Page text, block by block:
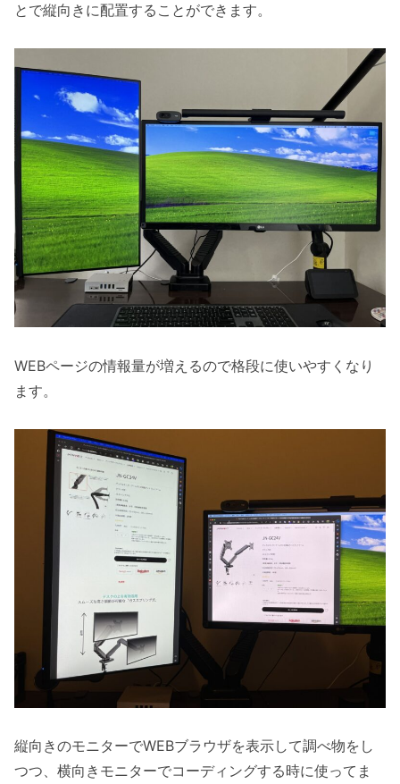
とで縦向きに配置することができます。
WEBページの情報量が増えるので格段に使いやすくなり
ます。
縦向きのモニターでWEBブラウザを表示して調べ物をし
つつ、横向きモニターでコーディングする時に使ってま